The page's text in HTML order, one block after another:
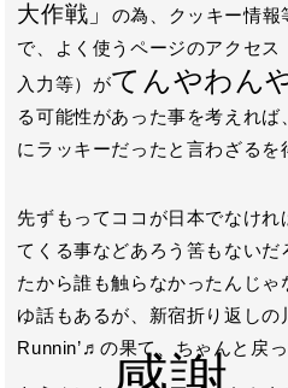
大作戦」
の為、クッキー情
で、よく使うページのアクセ
入力等）がてんやわん
る可能性があった事を考えれば
にラッキーだったと言わざるを
先ずもってココが日本でなけれ
てくる事などあろう筈もないだ
たから誰も触らなかったんじゃ
ゆ話もあるが、新宿折り返し
Runnin’♬の果て、ちゃんと戻